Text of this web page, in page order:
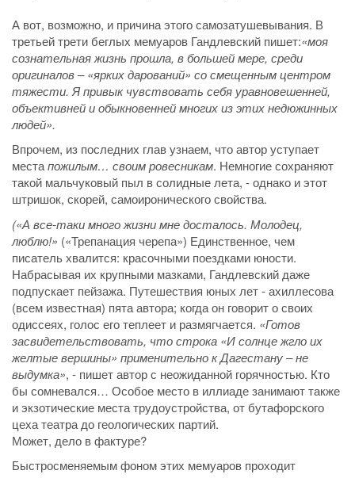
А вот, возможно, и причина этого самозатушевывания. В
третьей трети беглых мемуаров Гандлевский пишет:«моя
сознательная жизнь прошла, в большей мере, среди
оригиналов – «ярких дарований» со смещенным центром
тяжести. Я привык чувствовать себя уравновешенней,
объективней и обыкновенней многих из этих недюжинных
людей».
Впрочем, из последних глав узнаем, что автор уступает
местапожилым… своим ровесникам. Немногие сохраняют
такой мальчуковый пыл в солидные лета, - однако и этот
штришок, скорей, самоиронического свойства.
(«А все-таки много жизни мне досталось. Молодец,
люблю!» («Трепанация черепа») Единственное, чем
писатель хвалится: красочными поездками юности.
Набрасывая их крупными мазками, Гандлевский даже
подпускает пейзажа. Путешествия юных лет - ахиллесова
(всем известная) пята автора; когда он говорит о своих
одиссеях, голос его теплеет и размягчается. «Готов
засвидетельствовать, что строка «И солнце жгло их
желтые вершины» применительно к Дагестану – не
выдумка», - пишет автор с неожиданной горячностью. Кто
бы сомневался… Особое место в иллиаде занимают также
и экзотические места трудоустройства, от бутафорского
цеха театра до геологических партий.
Может, дело в фактуре?
Быстросменяемым фоном этих мемуаров проходит